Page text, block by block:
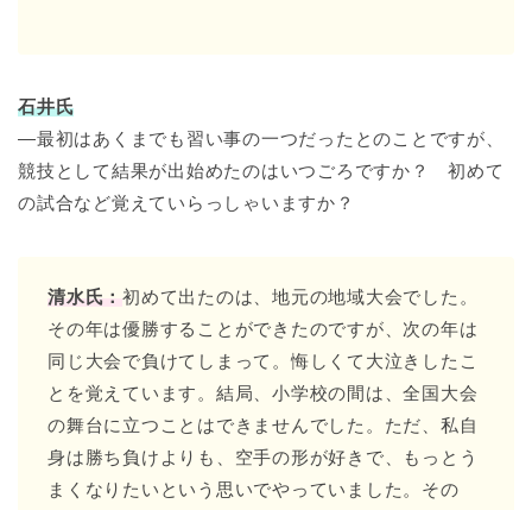
石井氏
―最初はあくまでも習い事の一つだったとのことですが、
競技として結果が出始めたのはいつごろですか？ 初めて
の試合など覚えていらっしゃいますか？
清水氏：初めて出たのは、地元の地域大会でした。
その年は優勝することができたのですが、次の年は
同じ大会で負けてしまって。悔しくて大泣きしたこ
とを覚えています。結局、小学校の間は、全国大会
の舞台に立つことはできませんでした。ただ、私自
身は勝ち負けよりも、空手の形が好きで、もっとう
まくなりたいという思いでやっていました。その